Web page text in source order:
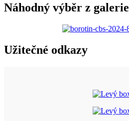
Náhodný výběr z galerie
Užitečné odkazy